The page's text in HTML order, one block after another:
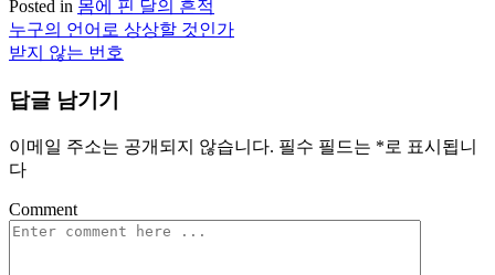
Posted in 몸에 핀 달의 흔적
글
색
누구의 언어로 상상할 것인가
받지 않는 번호
답글 남기기
이메일 주소는 공개되지 않습니다. 필수 필드는 *로 표시됩니
다
Comment